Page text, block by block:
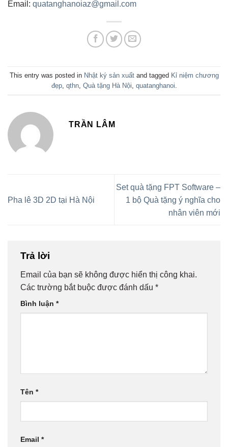
Email: quatanghanoiaz@gmail.com
This entry was posted in Nhật ký sản xuấtand tagged Kỉ niệm chương
đẹp, qthn, Quà tặng Hà Nội quatanghanoi
TRẦN LÂM
Pha lê 3D 2D tại Hà Nội
Set quà tặng FPT Software –
1 bộ Quà tặng ý nghĩa cho
nhân viên mới
Trả lời
Email của bạn sẽ không được hiển thị công khai.
Các trường bắt buộc được đánh dấu *
Bình luận *
Tên *
Email *